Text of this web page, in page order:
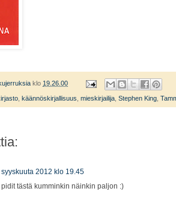
klo 19.26.00
käännöskirjallisuus mieskirjailija Stephen King
syyskuuta 2012 klo 19.45
pidit tästä kumminkin näinkin paljon :)